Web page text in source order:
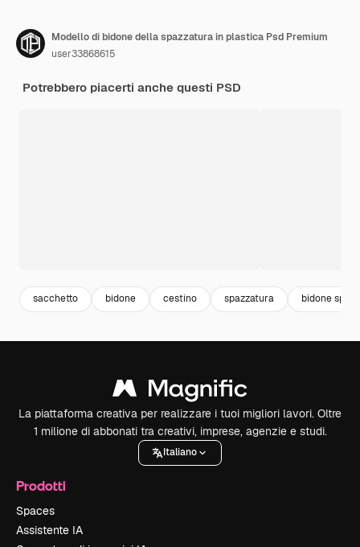
Modello di bidone della spazzatura in plastica Psd Premium
user33868615
Potrebbero piacerti anche questi PSD
sacchetto bidone cestino spazzatura bidone
La piattaforma creativa per realizzare i tuoi migliori lavori. Oltre
1 milione di abbonati tra creativi, imprese, agenzie e studi.
Italiano
Prodotti
Spaces
Assistente IA